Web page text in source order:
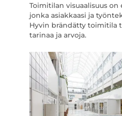
Toimitilan visuaalisuus on
jonka asiakkaasi ja
Hyvin brändätty toimitila
tarinaa ja arvoja.